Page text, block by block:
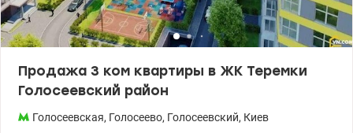
Продажа 3 ком квартиры в ЖК Теремки
Голосеевский район
Голосеевская, Голосеево, Голосеевский, Киев